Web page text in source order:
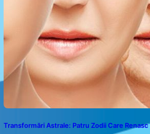
Transformări Astrale: Patru Zodii Care